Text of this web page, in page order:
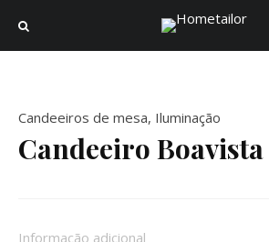
Candeeiros de mesa, Iluminação
Candeeiro Boavista
Informação adicional